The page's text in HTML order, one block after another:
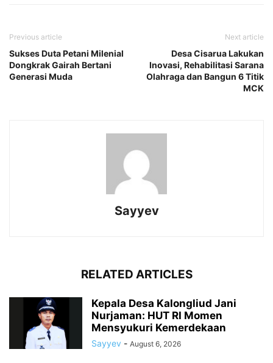
Previous article
Sukses Duta Petani Milenial
Dongkrak Gairah Bertani
Generasi Muda
Next article
Desa Cisarua Lakukan
Inovasi, Rehabilitasi Sarana
Olahraga dan Bangun 6 Titik
MCK
Sayyev
RELATED ARTICLES
Kepala Desa Kalongliud Jani
Nurjaman: HUT RI Momen
Mensyukuri Kemerdekaan
Sayyev - August 6, 2026